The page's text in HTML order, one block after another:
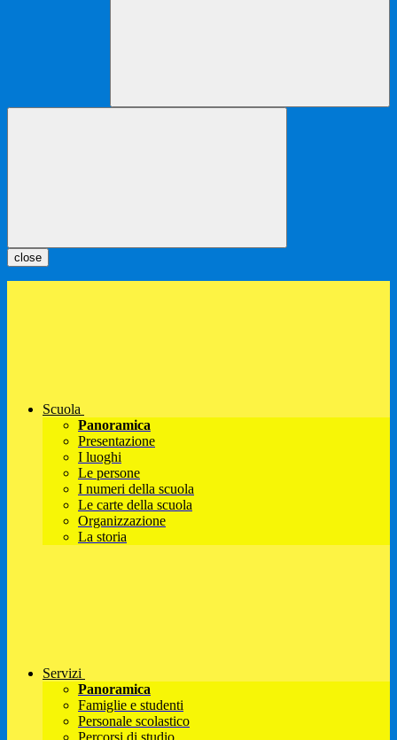
close
Scuola
Panoramica
Presentazione
I luoghi
Le persone
I numeri della scuola
Le carte della scuola
Organizzazione
La storia
Servizi
Panoramica
Famiglie e studenti
Personale scolastico